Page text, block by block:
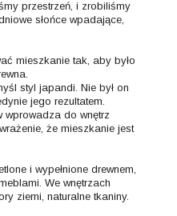
przestrzeń, i zrobiliśmy
słońce wpadające,
mieszkanie tak, aby było
styl japandi. Nie był on
jego rezultatem.
wprowadza do wnętrz
że mieszkanie jest
i wypełnione drewnem,
We wnętrzach
ziemi, naturalne tkaniny.